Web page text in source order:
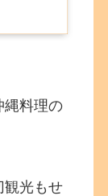
縄料理の
観光もせ